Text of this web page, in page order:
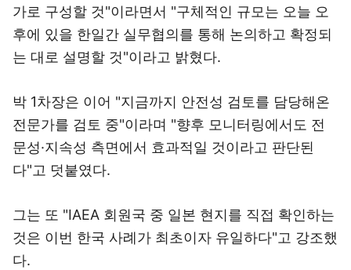
가로 구성할 것"이라면서 "구체적인 규모는 오늘 오
후에 있을 한일간 실무협의를 통해 논의하고 확정되
는 대로 설명할 것"이라고 밝혔다.
박 1차장은 이어 "지금까지 안전성 검토를 담당해온
전문가를 검토 중"이라며 "향후 모니터링에서도 전
문성·지속성 측면에서 효과적일 것이라고 판단된
다"고 덧붙였다.
그는 또 "IAEA 회원국 중 일본 현지를 직접 확인하는
것은 이번 한국 사례가 최초이자 유일하다"고 강조했
다.